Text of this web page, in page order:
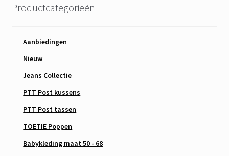
Productcategorieën
Aanbiedingen
Nieuw
Jeans Collectie
PTT Post kussens
PTT Post tassen
TOETIE Poppen
Babykleding maat 50 - 68